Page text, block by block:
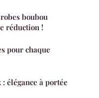
boubou
réduction !
pour chaque
élégance à portée